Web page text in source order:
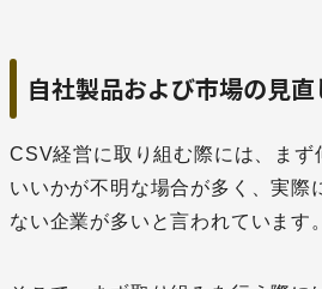
自社製品および市場の見直
CSV経営に取り組む際には、まず
いいかが不明な場合が多く、実際
ない企業が多いと言われています。